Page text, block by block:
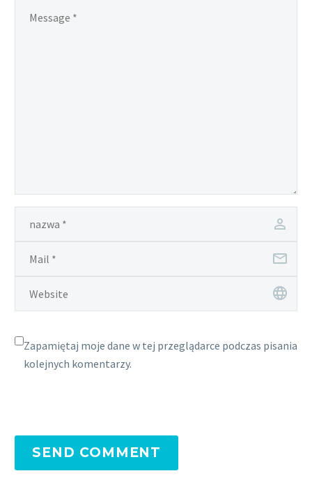
Zapamiętaj moje dane w tej przeglądarce podczas pisania
kolejnych komentarzy.
SEND COMMENT